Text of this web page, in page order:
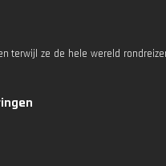
terwijl ze de hele wereld